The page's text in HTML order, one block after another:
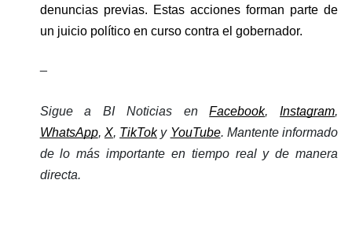
denuncias previas. Estas acciones forman parte de
un juicio político en curso contra el gobernador.
Sigue a BI Noticias en Facebook, Instagram,
WhatsApp, X, TikTok y YouTube. Mantente informado
de lo más importante en tiempo real y de manera
directa.